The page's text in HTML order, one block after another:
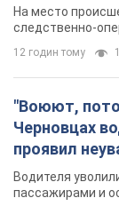
На место
следственно-
12 годин тому
"Воюют,
Черновцах
проявил
военным и
Видео
Водителя
пассажирами и